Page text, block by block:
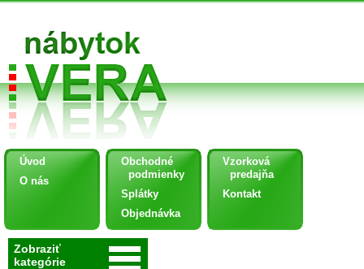
Úvod
O nás
Obchodné
podmienky
Splátky
Objednávka
Vzorková
predajňa
Kontakt
Zobraziť
kategórie